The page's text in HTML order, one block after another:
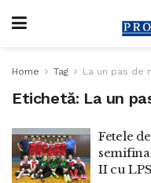
Home Tag La un pas de
Etichetă: La un
Fetele
II cu